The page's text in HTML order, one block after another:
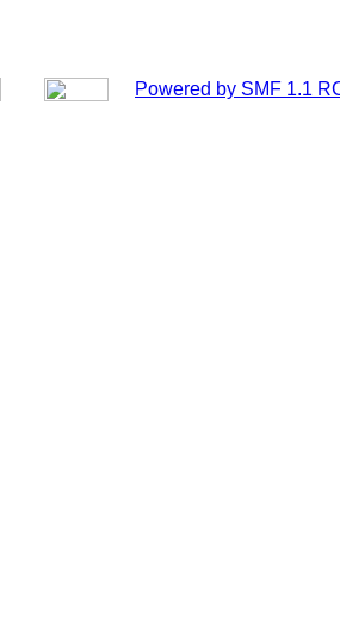
Powered by SMF 1.1